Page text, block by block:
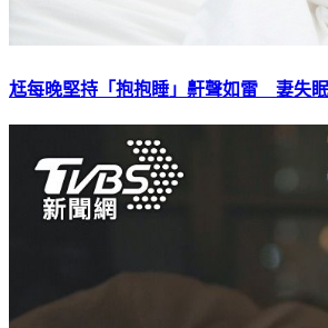
尪每晚堅持「抱抱睡」鼾聲如雷 妻失